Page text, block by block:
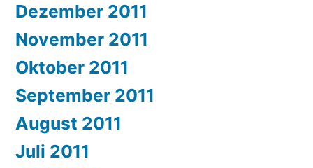
Dezember 2011
November 2011
Oktober 2011
September 2011
August 2011
Juli 2011